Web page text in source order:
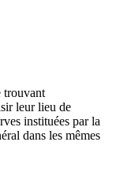
trouvant
leur lieu de
instituées par la
dans les mêmes